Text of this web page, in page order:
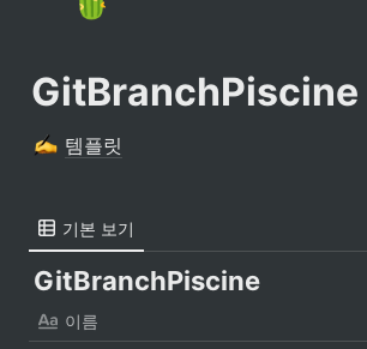
GitBranchPiscine
템플릿
기본 보기
GitBranchPiscine
이름